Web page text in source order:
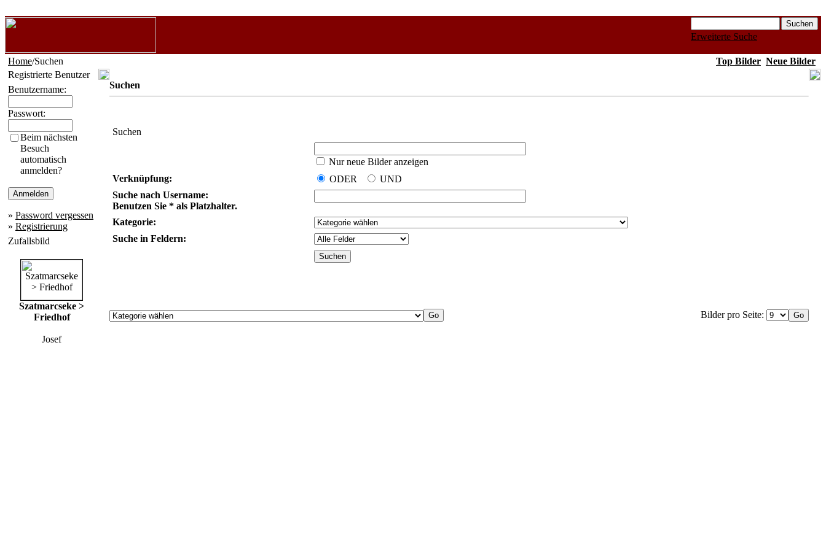
Erweiterte Suche
Home/Suchen Top Bilder Neue Bilder
Registrierte Benutzer
Benutzername:
Passwort:
Beim nächsten
Besuch
automatisch
anmelden?
» Password vergessen
» Registrierung
Zufallsbild
Szatmarcseke >
Friedhof
Josef
Suchen
Suchen
Nur neue Bilder anzeigen
Verknüpfung:
ODER
UND
Suche nach Username:
Benutzen Sie * als Platzhalter.
Kategorie:
Suche in Feldern:
Bilder pro Seite: